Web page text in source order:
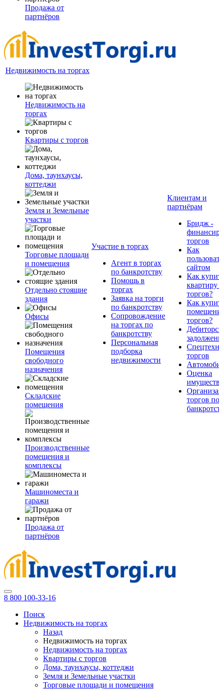
Продажа от
партнёров
Недвижимость на торгах
Недвижимость на
торгах
Квартиры с торгов
Дома, таунхаусы,
коттеджи
Земля и Земельные
участки
Торговые площади
и помещения
Отдельно стоящие
здания
Офисы
Помещения
свободного
назначения
Складские
помещения
Производственные
помещения и
комплексы
Машиноместа и
гаражи
Продажа от
партнёров
Участие в торгах
Агент в торгах
по банкротству
Помощь в
торгах
Заявка на торги
по банкротству
Сопровождение
на торгах по
банкротству
Персональная
подборка
недвижимости
Клиентам и
партнёрам
Бридж -
торгов
Как
сайтом
Как
квартиру
торгов?
Как
торгов?
торгов
Оценка
торгов по
8 800 100-33-16
Поиск
Недвижимость на торгах
Назад
Недвижимость на торгах
Недвижимость на торгах
Квартиры с торгов
Дома, таунхаусы, коттеджи
Земля и Земельные участки
Торговые площади и помещения